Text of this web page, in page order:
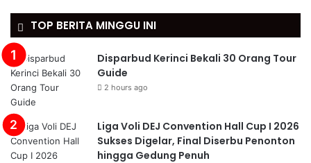
TOP BERITA MINGGU INI
Disparbud Kerinci Bekali 30 Orang Tour
Guide
2 hours ago
Liga Voli DEJ Convention Hall Cup I 2026
Sukses Digelar, Final Diserbu Penonton
hingga Gedung Penuh